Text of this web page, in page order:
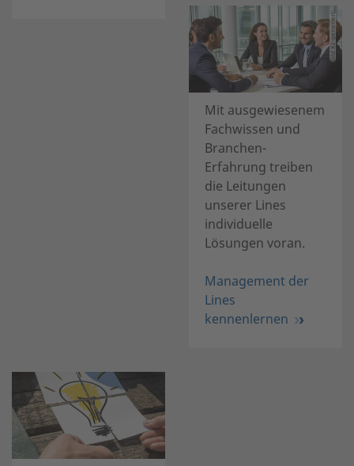
Bild KI-generiert
Mit ausgewiesenem
Fachwissen und
Branchen-
Erfahrung treiben
die Leitungen
unserer Lines
individuelle
Lösungen voran.
Management der
Lines
kennenlernen